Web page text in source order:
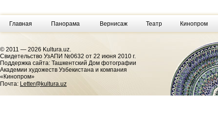
Главная Панорама Вернисаж Театр Кинопром
© 2011 — 2026 Kultura.uz.
Cвидетельство УзАПИ №0632 от 22 июня 2010 г.
Поддержка сайта: Ташкентский Дом фотографии
Академии художеств Узбекистана и компания
«Кинопром»
Почта: Letter@kultura.uz